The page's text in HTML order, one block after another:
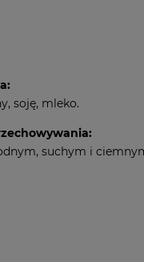
soję, mleko.
suchym i